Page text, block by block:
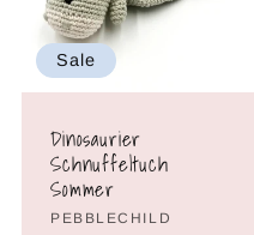
r
i
Sale
Dinosaurier
Schnuffeltuch
Sommer
Brand:
PEBBLECHILD